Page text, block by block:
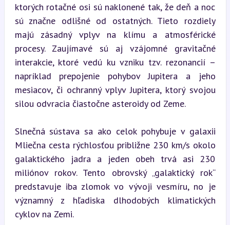
ktorých rotačné osi sú naklonené tak, že deň a noc
sú značne odlišné od ostatných. Tieto rozdiely
majú zásadný vplyv na klímu a atmosférické
procesy. Zaujímavé sú aj vzájomné gravitačné
interakcie, ktoré vedú ku vzniku tzv. rezonancií –
napríklad prepojenie pohybov Jupitera a jeho
mesiacov, či ochranný vplyv Jupitera, ktorý svojou
silou odvracia čiastočne asteroidy od Zeme.
Slnečná sústava sa ako celok pohybuje v galaxii
Mliečna cesta rýchlosťou približne 230 km/s okolo
galaktického jadra a jeden obeh trvá asi 230
miliónov rokov. Tento obrovský „galaktický rok“
predstavuje iba zlomok vo vývoji vesmíru, no je
významný z hľadiska dlhodobých klimatických
cyklov na Zemi.